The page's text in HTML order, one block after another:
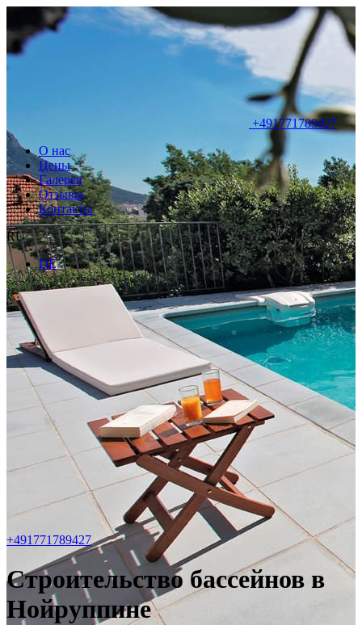
+491771789427
О нас
Цены
Галерея
Отзывы
Контакты
RU
DE
+491771789427
Строительство бассейнов в
Нойруппине